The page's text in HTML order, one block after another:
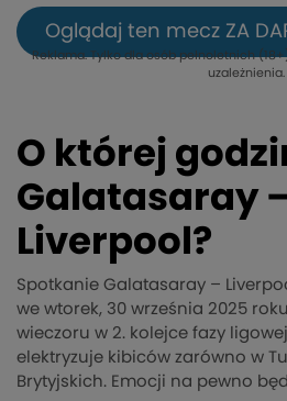
Oglądaj ten mecz ZA
Reklama. Tylko dla osób pełnoletnich
uzależnienia.
O której
Galatasaray
Liverpool?
Spotkanie Galatasaray –
we wtorek, 30 września 2025
wieczoru w 2. kolejce fazy
elektryzuje kibiców zarówno w
Brytyjskich. Emocji na pewno